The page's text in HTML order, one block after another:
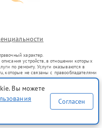
характер.
устройств, в отношении которых
по ремонту. Услуги оказываются в
которые не связаны с правообладателями
в гражданский оборот в соответствии
индивидуализации услуг или введения
о предоставляемых услугах по
офертой, определяемой
Вы можете
Согласен